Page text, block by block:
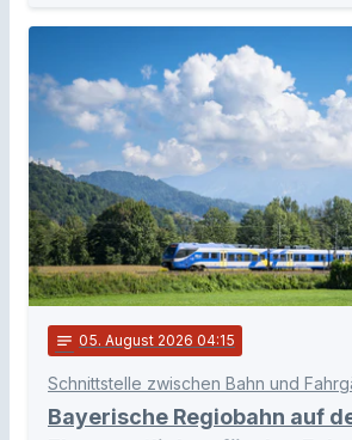
notes 05. August 2026 04:15
Schnittstelle zwischen Bahn und
Bayerische Regiobahn auf